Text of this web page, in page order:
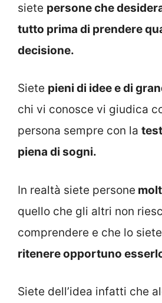
siete persone che
tutto prima di prendere
decisione.
Siete pieni di idee e di
chi vi conosce vi giudica
persona sempre con la
piena di sogni.
In realtà siete persone
quello che gli altri non
comprendere e che lo
ritenere opportuno
Siete dell’idea infatti che